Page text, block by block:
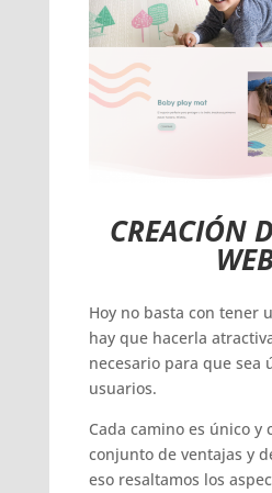
CREACIÓN
Hoy no basta con tener
hay que hacerla
necesario para que sea
usuarios.
Cada camino es único y
conjunto de ventajas y
eso resaltamos los